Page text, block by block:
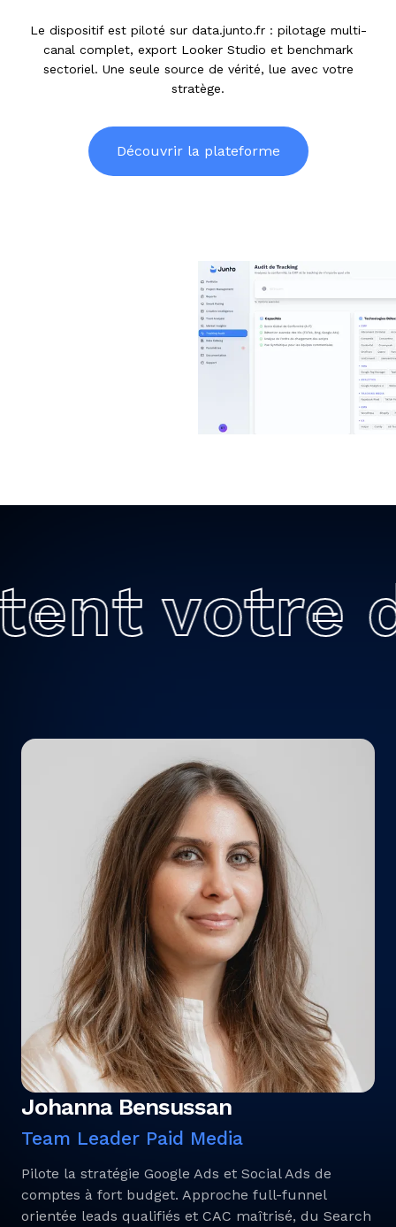
Le dispositif est piloté sur data.junto.fr : pilotage multi-
canal complet, export Looker Studio et benchmark
sectoriel. Une seule source de vérité, lue avec votre
stratège.
Découvrir la plateforme
votre
Johanna Bensussan
Team Leader Paid Media
Pilote la stratégie Google Ads et Social Ads de
comptes à fort budget. Approche full-funnel
orientée leads qualifiés et CAC maîtrisé, du Search